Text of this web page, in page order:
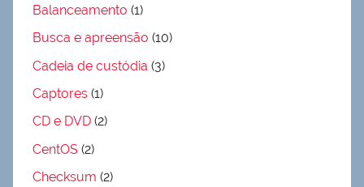
Balanceamento (1)
Busca e apreensão (10)
Cadeia de custódia (3)
Captores (1)
CD e DVD (2)
CentOS (2)
Checksum (2)